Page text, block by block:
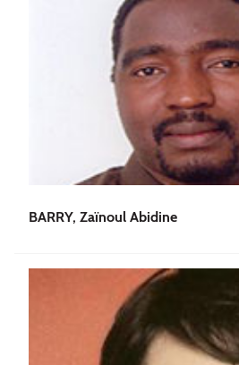
BARRY, Zaïnoul Abidine